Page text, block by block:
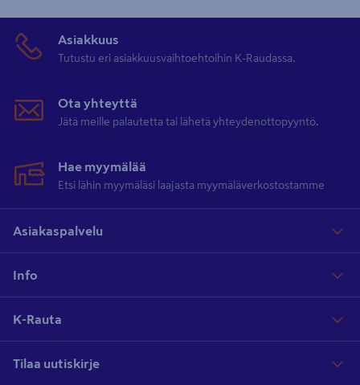
Asiakkuus
Tutustu eri asiakkuusvaihtoehtoihin K-Raudassa.
Ota yhteyttä
Jätä meille palautetta tai lähetä yhteydenottopyyntö.
Hae myymälää
Etsi lähin myymäläsi laajasta myymäläverkostostamme
Asiakaspalvelu
Info
K-Rauta
Tilaa uutiskirje